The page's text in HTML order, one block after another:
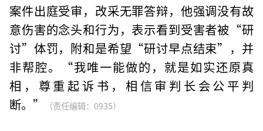
案件出庭受审，改采无罪答辩，他强调没有故
意伤害的念头和行为，表示看到受害者被“研
讨”体罚，附和是希望“研讨早点结束”，并
非帮腔。“我唯一能做的，就是如实还原真
相，尊重起诉书，相信审判长会公平判
断。”
（责任编辑：0935）